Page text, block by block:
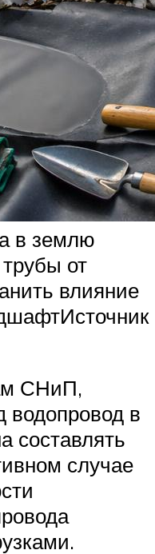
в землю
от
влияние
СНиП,
водопровод в
составлять
случае